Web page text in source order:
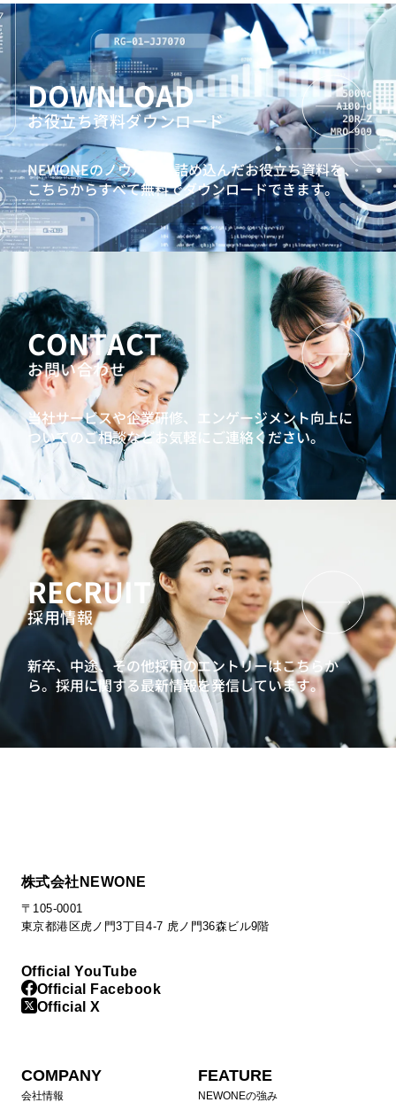
DOWNLOAD
お役立ち資料ダウンロード
NEWONEのノウハウを詰め込んだお役立ち資料を、
こちらからすべて無料でダウンロードできます。
CONTACT
お問い合わせ
当社サービスや企業研修、エンゲージメント向上に
ついてのご相談などお気軽にご連絡ください。
RECRUIT
採用情報
新卒、中途、その他採用のエントリーはこちらか
ら。採用に関する最新情報を発信しています。
株式会社NEWONE
〒105-0001
東京都港区虎ノ門3丁目4-7 虎ノ門36森ビル9階
Official YouTube
Official Facebook
Official X
COMPANY
会社情報
FEATURE
NEWONEの強み